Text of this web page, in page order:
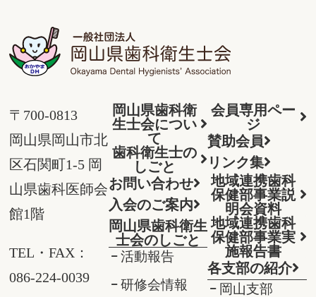
〒700-0813
岡山県岡山市北
区石関町1-5 岡
山県歯科医師会
館1階
TEL・FAX：
086-224-0039
岡山県歯科衛
生士会につい
て
歯科衛生士の
しごと
お問い合わせ
入会のご案内
岡山県歯科衛生
士会のしごと
活動報告
研修会情報
会員専用ペー
ジ
賛助会員
リンク集
地域連携歯科
保健部事業説
明会資料
地域連携歯科
保健部事業実
施報告書
各支部の紹介
岡山支部